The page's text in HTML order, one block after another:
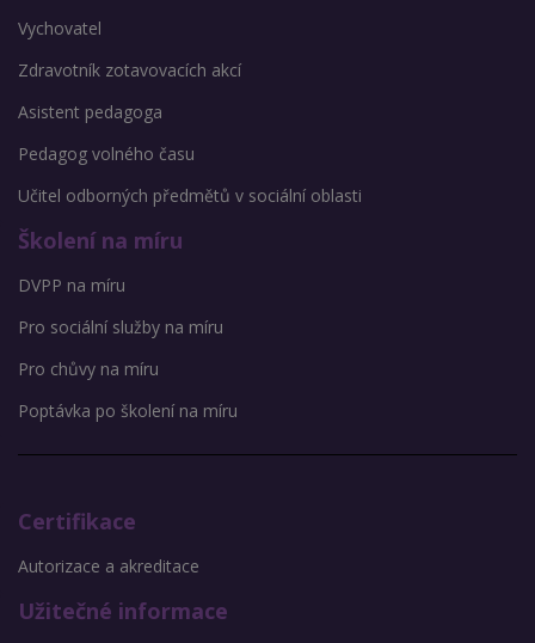
Vychovatel
Zdravotník zotavovacích akcí
Asistent pedagoga
Pedagog volného času
Učitel odborných předmětů v sociální oblasti
Školení na míru
DVPP na míru
Pro sociální služby na míru
Pro chůvy na míru
Poptávka po školení na míru
Certifikace
Autorizace a akreditace
Užitečné informace